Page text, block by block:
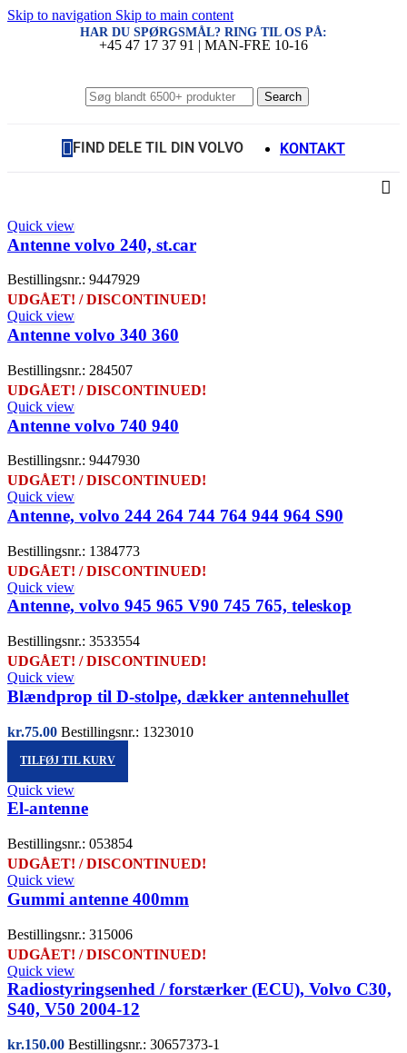
Skip to navigation Skip to main content
HAR DU SPØRGSMÅL? RING TIL OS PÅ:
+45 47 17 37 91 | MAN-FRE 10-16
Search
FIND DELE TIL DIN VOLVO KONTAKT
Quick view
Antenne volvo 240, st.car
Bestillingsnr.: 9447929
UDGÅET! / DISCONTINUED!
Quick view
Antenne volvo 340 360
Bestillingsnr.: 284507
UDGÅET! / DISCONTINUED!
Quick view
Antenne volvo 740 940
Bestillingsnr.: 9447930
UDGÅET! / DISCONTINUED!
Quick view
Antenne, volvo 244 264 744 764 944 964 S90
Bestillingsnr.: 1384773
UDGÅET! / DISCONTINUED!
Quick view
Antenne, volvo 945 965 V90 745 765, teleskop
Bestillingsnr.: 3533554
UDGÅET! / DISCONTINUED!
Quick view
Blændprop til D-stolpe, dækker antennehullet
kr.75.00 Bestillingsnr.: 1323010
TILFØJ TIL KURV
Quick view
El-antenne
Bestillingsnr.: 053854
UDGÅET! / DISCONTINUED!
Quick view
Gummi antenne 400mm
Bestillingsnr.: 315006
UDGÅET! / DISCONTINUED!
Quick view
Radiostyringsenhed / forstærker (ECU), Volvo C30,
S40, V50 2004-12
kr.150.00 Bestillingsnr.: 30657373-1